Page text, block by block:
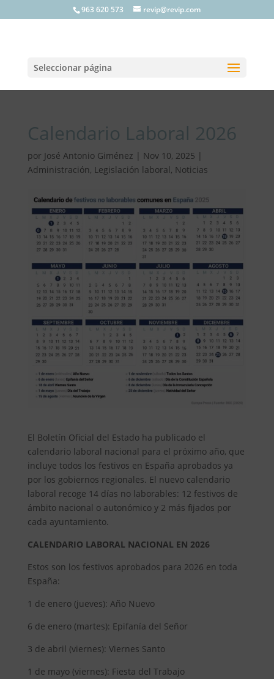
963 620 573 revip@revip.com
Seleccionar página
Calendario Laboral 2026
por José Antonio Giménez | Nov 10, 2025 |
Administración, Legislación laboral, Noticias
El Boletín Oficial del Estado ha publicado el
calendario laboral nacional para el próximo año, que
incluye todos los festivos en España aprobados ya
por los gobiernos regionales. El nuevo calendario
laboral recoge 14 días no laborables: 12 festivos de
ámbito nacional o autonómico y 2 más fijados por
cada ayuntamiento.
CALENDARIO LABORAL NACIONAL EN 2026
Estos son los festivos aprobados para 2026 en toda
España:
1 de enero (jueves): Año Nuevo
6 de enero (martes): Epifanía del Señor
3 de abril (viernes): Viernes Santo
1 de mayo (viernes): Fiesta del Trabajo